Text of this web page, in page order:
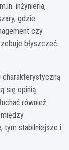
inżynieria,
gdzie
czy
błyszczeć
charakterystyczną
się opinią
również
tym stabilniejsze i